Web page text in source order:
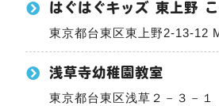
はぐはぐキッズ 東上野
東京都台東区東上野2-13-12
浅草寺幼稚園教室
東京都台東区浅草２－３－１